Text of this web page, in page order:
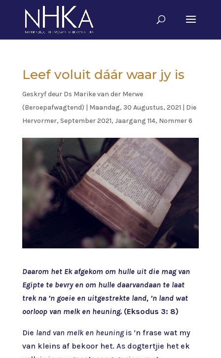
Leef voluit dáár waar jy is
Geskryf deur Ds Marike van der Merwe
(Beroepafwagtend) | Maandag, 30 Augustus, 2021 | Die
Hervormer, September 2021, Jaargang 114, Nommer 6
Daarom het Ek afgekom om hulle uit die mag van
Egipte te bevry en om hulle daarvandaan te laat
trek na ’n goeie en uitgestrekte land, ’n land wat
oorloop van melk en heuning. (Eksodus 3: 8)
Die land van melk en heuningis ’n frase wat my
van kleins af bekoor het. As dogtertjie het ek